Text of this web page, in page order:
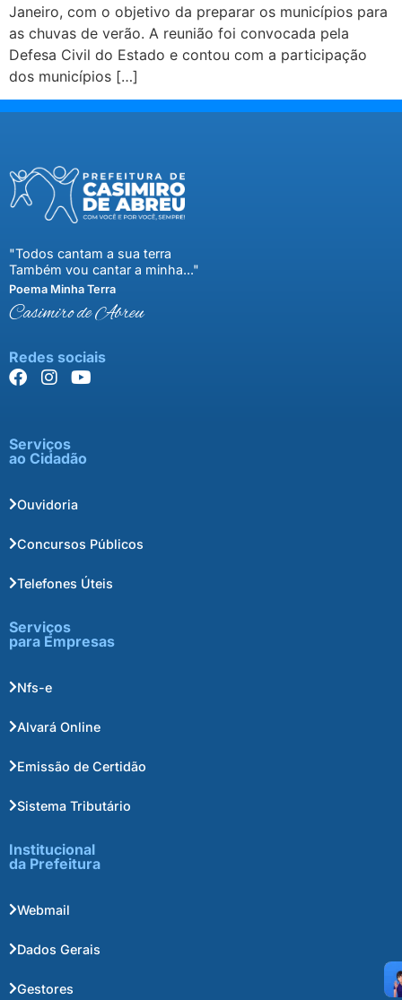
Janeiro, com o objetivo da preparar os municípios para
as chuvas de verão. A reunião foi convocada pela
Defesa Civil do Estado e contou com a participação
dos municípios […]
"Todos cantam a sua terra
Também vou cantar a minha..."
Poema Minha Terra
Casimiro de Abreu
Redes sociais
Serviços
ao Cidadão
Ouvidoria
Concursos Públicos
Telefones Úteis
Serviços
para Empresas
Nfs-e
Alvará Online
Emissão de Certidão
Sistema Tributário
Institucional
da Prefeitura
Webmail
Dados Gerais
Gestores